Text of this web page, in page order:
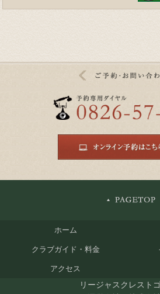
ホーム
クラブガイド・料金
アクセス
リージャスクレスト